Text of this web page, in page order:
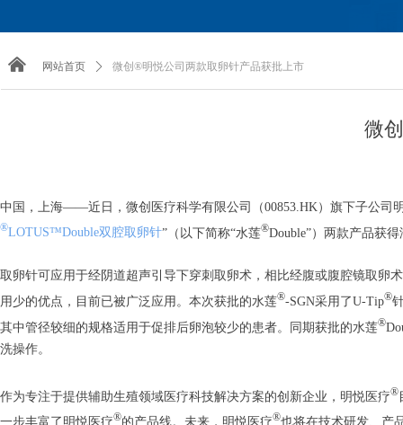
微
中国，上海——近日，微创医疗科学有限公司（00853.HK）旗下子公司
®LOTUS™Double双腔取卵针”（以下简称“水莲®Double”）两款产品获
取卵针可应用于经阴道超声引导下穿刺取卵术，相比经腹或腹腔镜取卵
用少的优点，目前已被广泛应用。本次获批的水莲®-SGN采用了U-Tip®
其中管径较细的规格适用于促排后卵泡较少的患者。同期获批的水莲®
洗操作。
作为专注于提供辅助生殖领域医疗科技解决方案的创新企业，明悦医疗®
一步丰富了明悦医疗®的产品线。未来，明悦医疗®也将在技术研发、产
낀 网站首页 ꄲ 微创®明悦公司两款取卵针产品获批上市